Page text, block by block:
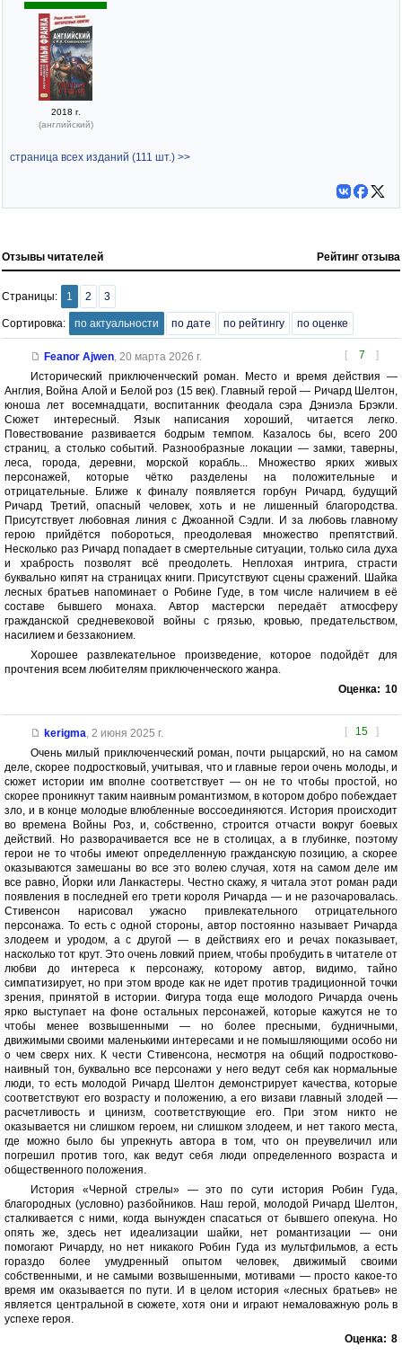
2018 г.
(английский)
страница всех изданий (111 шт.) >>
Отзывы читателей Рейтинг отзыва
Страницы: 1 2 3
Сортировка: по актуальности по дате по рейтингу по оценке
[ 7 ]
Feanor Ajwen, 20 марта 2026 г.
Исторический приключенческий роман. Место и время действия —
Англия, Война Алой и Белой роз (15 век). Главный герой — Ричард Шелтон,
юноша лет восемнадцати, воспитанник феодала сэра Дэниэла Брэкли.
Сюжет интересный. Язык написания хороший, читается легко.
Повествование развивается бодрым темпом. Казалось бы, всего 200
страниц, а столько событий. Разнообразные локации — замки, таверны,
леса, города, деревни, морской корабль... Множество ярких живых
персонажей, которые чётко разделены на положительные и
отрицательные. Ближе к финалу появляется горбун Ричард, будущий
Ричард Третий, опасный человек, хоть и не лишенный благородства.
Присутствует любовная линия с Джоанной Сэдли. И за любовь главному
герою прийдётся побороться, преодолевая множество препятствий.
Несколько раз Ричард попадает в смертельные ситуации, только сила духа
и храбрость позволят всё преодолеть. Неплохая интрига, страсти
буквально кипят на страницах книги. Присутствуют сцены сражений. Шайка
лесных братьев напоминает о Робине Гуде, в том числе наличием в её
составе бывшего монаха. Автор мастерски передаёт атмосферу
гражданской средневековой войны с грязью, кровью, предательством,
насилием и беззаконием.
Хорошее развлекательное произведение, которое подойдёт для
прочтения всем любителям приключенческого жанра.
Оценка: 10
[ 15 ]
kerigma, 2 июня 2025 г.
Очень милый приключенческий роман, почти рыцарский, но на самом
деле, скорее подростковый, учитывая, что и главные герои очень молоды, и
сюжет истории им вполне соответствует — он не то чтобы простой, но
скорее проникнут таким наивным романтизмом, в котором добро побеждает
зло, и в конце молодые влюбленные воссоединяются. История происходит
во времена Войны Роз, и, собственно, строится отчасти вокруг боевых
действий. Но разворачивается все не в столицах, а в глубинке, поэтому
герои не то чтобы имеют определленную гражданскую позицию, а скорее
оказываются замешаны во все это волею случая, хотя на самом деле им
все равно, Йорки или Ланкастеры. Честно скажу, я читала этот роман ради
появления в последней его трети короля Ричарда — и не разочаровалась.
Стивенсон нарисовал ужасно привлекательного отрицательного
персонажа. То есть с одной стороны, автор постоянно называет Ричарда
злодеем и уродом, а с другой — в действиях его и речах показывает,
насколько тот крут. Это очень ловкий прием, чтобы пробудить в читателе от
любви до интереса к персонажу, которому автор, видимо, тайно
симпатизирует, но при этом вроде как не идет против традиционной точки
зрения, принятой в истории. Фигура тогда еще молодого Ричарда очень
ярко выступает на фоне остальных персонажей, которые кажутся не то
чтобы менее возвышенными — но более пресными, будничными,
движимыми своими маленькими интересами и не помышляющими особо ни
о чем сверх них. К чести Стивенсона, несмотря на общий подростково-
наивный тон, буквально все персонажи у него ведут себя как нормальные
люди, то есть молодой Ричард Шелтон демонстрирует качества, которые
соответствуют его возрасту и положению, а его визави главный злодей —
расчетливость и цинизм, соответствующие его. При этом никто не
оказывается ни слишком героем, ни слишком злодеем, и нет такого места,
где можно было бы упрекнуть автора в том, что он преувеличил или
погрешил против того, как ведут себя люди определенного возраста и
общественного положения.
История «Черной стрелы» — это по сути история Робин Гуда,
благородных (условно) разбойников. Наш герой, молодой Ричард Шелтон,
сталкивается с ними, когда вынужден спасаться от бывшего опекуна. Но
опять же, здесь нет идеализации шайки, нет романтизации — они
помогают Ричарду, но нет никакого Робин Гуда из мультфильмов, а есть
гораздо более умудренный опытом человек, движимый своими
собственными, и не самыми возвышенными, мотивами — просто какое-то
время им оказывается по пути. И в целом история «лесных братьев» не
является центральной в сюжете, хотя они и играют немаловажную роль в
успехе героя.
Оценка: 8